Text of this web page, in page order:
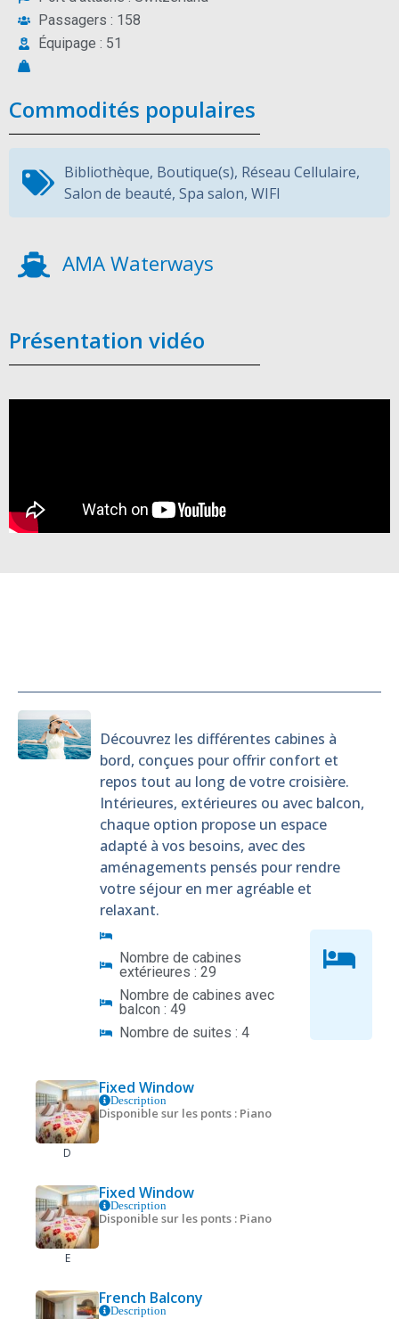
Passagers : 158
Équipage : 51
Commodités populaires
Bibliothèque, Boutique(s), Réseau Cellulaire,
Salon de beauté, Spa salon, WIFI
AMA Waterways
Présentation vidéo
Découvrez les différentes cabines à
bord, conçues pour offrir confort et
repos tout au long de votre croisière.
Intérieures, extérieures ou avec balcon,
chaque option propose un espace
adapté à vos besoins, avec des
aménagements pensés pour rendre
votre séjour en mer agréable et
relaxant.
Nombre de cabines
extérieures : 29
Nombre de cabines avec
balcon : 49
Nombre de suites : 4
D
Fixed Window
Description
Disponible sur les ponts : Piano
E
Fixed Window
Description
Disponible sur les ponts : Piano
French Balcony
Description